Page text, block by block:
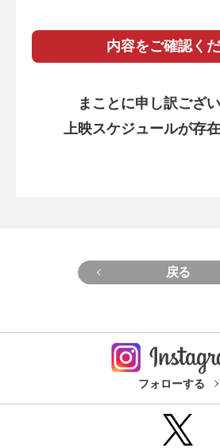
内容をご確認く
まことに申し訳ござい
上映スケジュールが存在
戻る
フォローする